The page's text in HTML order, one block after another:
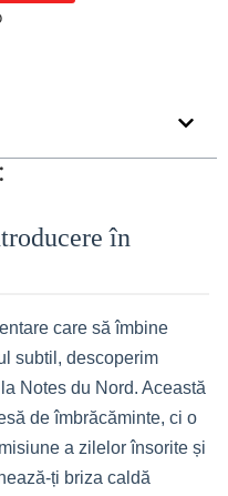
în
care să îmbine
subtil, descoperim
Notes du Nord. Această
de îmbrăcăminte, ci o
a zilelor însorite și
ți briza caldă